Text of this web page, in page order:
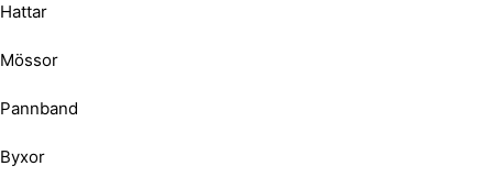
Hattar
Mössor
Pannband
Byxor